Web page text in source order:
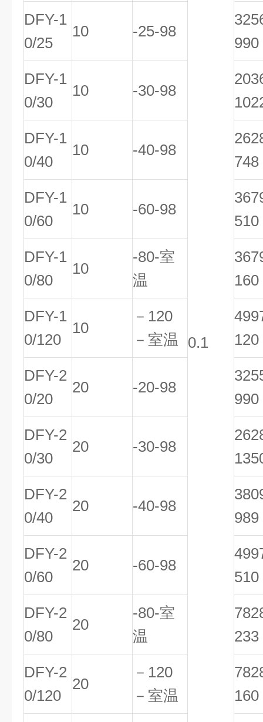
0.1
DFY-1
0/25
10 -25-98
990
DFY-1
0/30
10 -30-98
DFY-1
0/40
10 -40-98
748
DFY-1
0/60
10 -60-98
510
DFY-1
0/80
10
-80-室
温
160
DFY-1
0/120
10
－120
－室温
120
DFY-2
0/20
20 -20-98
990
DFY-2
0/30
20 -30-98
DFY-2
0/40
20 -40-98
989
DFY-2
0/60
20 -60-98
510
DFY-2
0/80
20
-80-室
温
233
DFY-2
0/120
20
－120
－室温
160